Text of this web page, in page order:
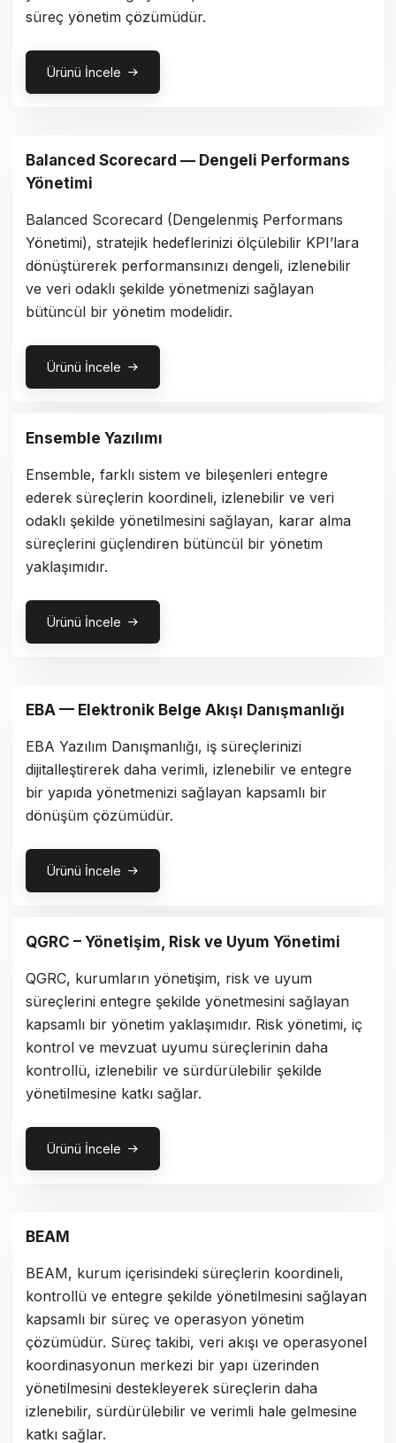
süreç yönetim çözümüdür.
Ürünü İncele
Balanced Scorecard — Dengeli Performans
Yönetimi
Balanced Scorecard (Dengelenmiş Performans
Yönetimi), stratejik hedeflerinizi ölçülebilir KPI’lara
dönüştürerek performansınızı dengeli, izlenebilir
ve veri odaklı şekilde yönetmenizi sağlayan
bütüncül bir yönetim modelidir.
Ürünü İncele
Ensemble Yazılımı
Ensemble, farklı sistem ve bileşenleri entegre
ederek süreçlerin koordineli, izlenebilir ve veri
odaklı şekilde yönetilmesini sağlayan, karar alma
süreçlerini güçlendiren bütüncül bir yönetim
yaklaşımıdır.
Ürünü İncele
EBA — Elektronik Belge Akışı Danışmanlığı
EBA Yazılım Danışmanlığı, iş süreçlerinizi
dijitalleştirerek daha verimli, izlenebilir ve entegre
bir yapıda yönetmenizi sağlayan kapsamlı bir
dönüşüm çözümüdür.
Ürünü İncele
QGRC – Yönetişim, Risk ve Uyum Yönetimi
QGRC, kurumların yönetişim, risk ve uyum
süreçlerini entegre şekilde yönetmesini sağlayan
kapsamlı bir yönetim yaklaşımıdır. Risk yönetimi, iç
kontrol ve mevzuat uyumu süreçlerinin daha
kontrollü, izlenebilir ve sürdürülebilir şekilde
yönetilmesine katkı sağlar.
Ürünü İncele
BEAM
BEAM, kurum içerisindeki süreçlerin koordineli,
kontrollü ve entegre şekilde yönetilmesini sağlayan
kapsamlı bir süreç ve operasyon yönetim
çözümüdür. Süreç takibi, veri akışı ve operasyonel
koordinasyonun merkezi bir yapı üzerinden
yönetilmesini destekleyerek süreçlerin daha
izlenebilir, sürdürülebilir ve verimli hale gelmesine
katkı sağlar.